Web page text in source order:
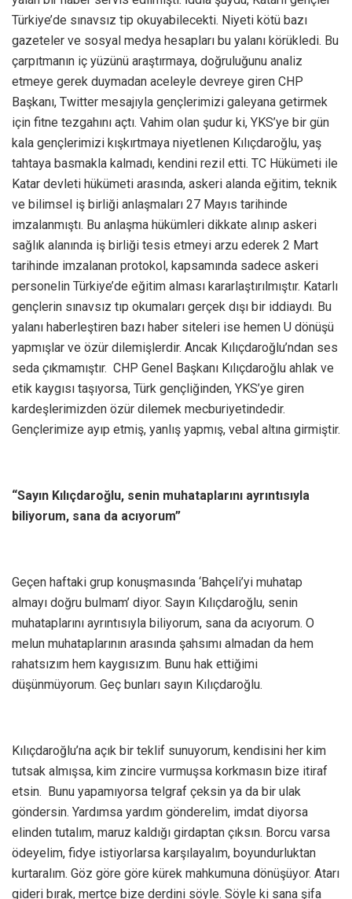
Türkiye’de sınavsız tip okuyabilecekti. Niyeti kötü bazı
gazeteler ve sosyal medya hesapları bu yalanı körükledi. Bu
çarpıtmanın iç yüzünü araştırmaya, doğruluğunu analiz
etmeye gerek duymadan aceleyle devreye giren CHP
Başkanı, Twitter mesajıyla gençlerimizi galeyana getirmek
için fitne tezgahını açtı. Vahim olan şudur ki, YKS’ye bir gün
kala gençlerimizi kışkırtmaya niyetlenen Kılıçdaroğlu, yaş
tahtaya basmakla kalmadı, kendini rezil etti. TC Hükümeti ile
Katar devleti hükümeti arasında, askeri alanda eğitim, teknik
ve bilimsel iş birliği anlaşmaları 27 Mayıs tarihinde
imzalanmıştı. Bu anlaşma hükümleri dikkate alınıp askeri
sağlık alanında iş birliği tesis etmeyi arzu ederek 2 Mart
tarihinde imzalanan protokol, kapsamında sadece askeri
personelin Türkiye’de eğitim alması kararlaştırılmıştır. Katarlı
gençlerin sınavsız tıp okumaları gerçek dışı bir iddiaydı. Bu
yalanı haberleştiren bazı haber siteleri ise hemen U dönüşü
yapmışlar ve özür dilemişlerdir. Ancak Kılıçdaroğlu’ndan ses
seda çıkmamıştır. CHP Genel Başkanı Kılıçdaroğlu ahlak ve
etik kaygısı taşıyorsa, Türk gençliğinden, YKS’ye giren
kardeşlerimizden özür dilemek mecburiyetindedir.
Gençlerimize ayıp etmiş, yanlış yapmış, vebal altına girmiştir.
“Sayın Kılıçdaroğlu, senin muhataplarını ayrıntısıyla
biliyorum, sana da acıyorum”
Geçen haftaki grup konuşmasında ‘Bahçeli’yi muhatap
almayı doğru bulmam’ diyor. Sayın Kılıçdaroğlu, senin
muhataplarını ayrıntısıyla biliyorum, sana da acıyorum. O
melun muhataplarının arasında şahsımı almadan da hem
rahatsızım hem kaygısızım. Bunu hak ettiğimi
düşünmüyorum. Geç bunları sayın Kılıçdaroğlu.
Kılıçdaroğlu’na açık bir teklif sunuyorum, kendisini her kim
tutsak almışsa, kim zincire vurmuşsa korkmasın bize itiraf
etsin. Bunu yapamıyorsa telgraf çeksin ya da bir ulak
göndersin. Yardımsa yardım gönderelim, imdat diyorsa
elinden tutalım, maruz kaldığı girdaptan çıksın. Borcu varsa
ödeyelim, fidye istiyorlarsa karşılayalım, boyundurluktan
kurtaralım. Göz göre göre kürek mahkumuna dönüşüyor. Atarı
gideri bırak, mertçe bize derdini söyle. Söyle ki sana şifa